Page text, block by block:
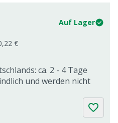
Auf Lager
€
ca. 2 - 4 Tage
und werden nicht